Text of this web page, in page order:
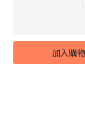
加入購